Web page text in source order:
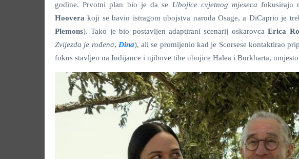
godine. Prvotni plan bio je da se Ubojice cvjetnog mjeseca fokusiraju
Hoovera koji se bavio istragom ubojstva naroda Osage, a DiCaprio je
Plemons). Tako je bio postavljen adaptirani scenarij oskarovcaErica
Zvijezda je rođena, Dina), ali se promijenio kad je Scorsese kontaktirao
fokus stavljen na Indijance i njihove tihe ubojice Halea i Burkharta,